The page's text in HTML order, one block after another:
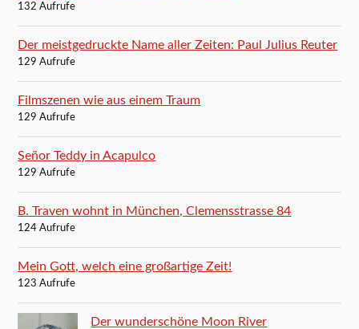
132 Aufrufe
Der meistgedruckte Name aller Zeiten: Paul Julius Reuter
129 Aufrufe
Filmszenen wie aus einem Traum
129 Aufrufe
Señor Teddy in Acapulco
129 Aufrufe
B. Traven wohnt in München, Clemensstrasse 84
124 Aufrufe
Mein Gott, welch eine großartige Zeit!
123 Aufrufe
Der wunderschöne Moon River